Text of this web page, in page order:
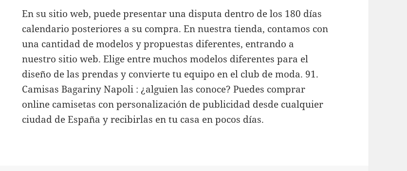
En su sitio web, puede presentar una disputa dentro de los 180 días
calendario posteriores a su compra. En nuestra tienda, contamos con
una cantidad de modelos y propuestas diferentes, entrando a
nuestro sitio web. Elige entre muchos modelos diferentes para el
diseño de las prendas y convierte tu equipo en el club de moda. 91.
Camisas Bagariny Napoli : ¿alguien las conoce? Puedes comprar
online camisetas con personalización de publicidad desde cualquier
ciudad de España y recibirlas en tu casa en pocos días.